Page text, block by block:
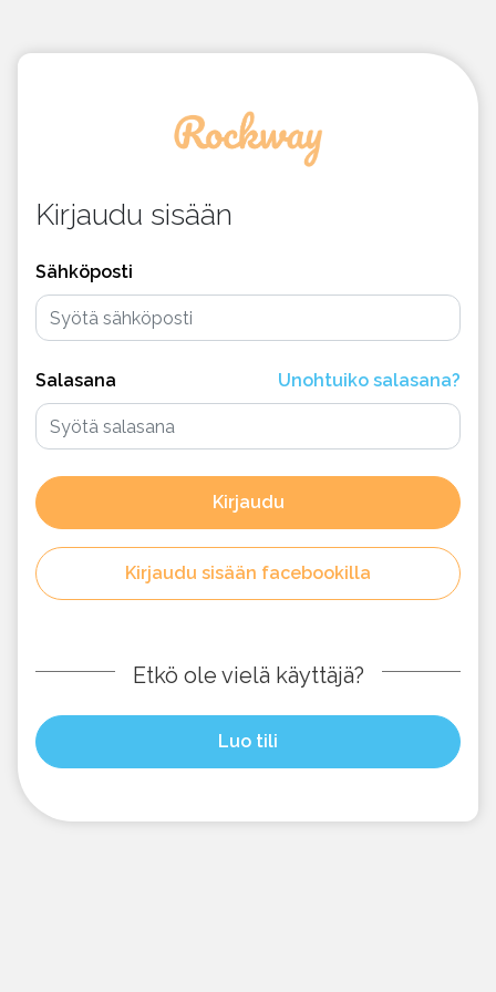
Kirjaudu sisään
Sähköposti
Salasana Unohtuiko salasana?
Kirjaudu
Kirjaudu sisään facebookilla
Etkö ole vielä käyttäjä?
Luo tili